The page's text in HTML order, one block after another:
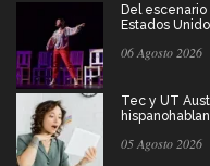
Del escenario
Estados
06 Agosto 2026
Tec y UT
05 Agosto 2026